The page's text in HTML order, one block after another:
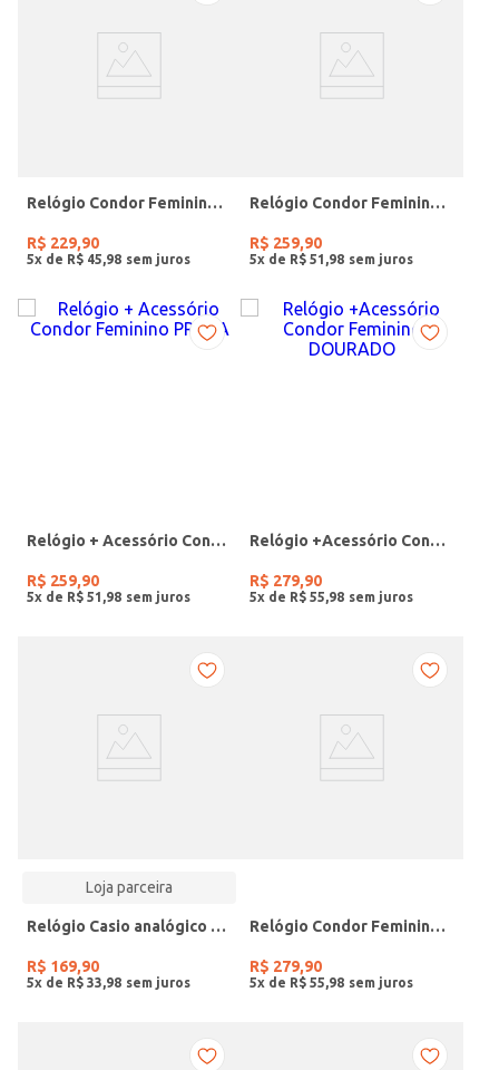
Relógio Condor Feminino PRATA
R$ 229,90
5x de R$ 45 98
Relógio Condor Feminino DOURADO
R$ 259,90
5x de R$ 51 98
Relógio + Acessório Condor Feminino PRATA
R$ 259,90
5x de R$ 51 98
Relógio +Acessório Condor Feminino DOURADO
R$ 279,90
5x de R$ 55 98
Loja parceira
Relógio Casio analógico MW-240-4BVDF-SC
R$ 169,90
5x de R$ 33 98
Relógio Condor Feminino DOURADO
R$ 279,90
5x de R$ 55 98